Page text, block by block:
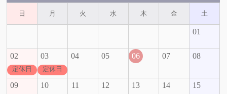
日 月 火 水 木 金 土
01
02
定休日
03
定休日
04 05 06 07 08
09 10 11 12 13 14 15